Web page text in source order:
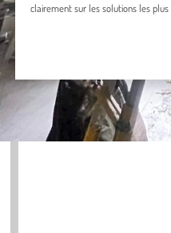
clairement sur les solutions les